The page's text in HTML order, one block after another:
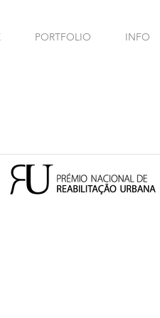
PORTFOLIO INFO